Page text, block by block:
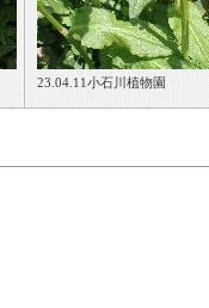
23.04.11小石川植物園